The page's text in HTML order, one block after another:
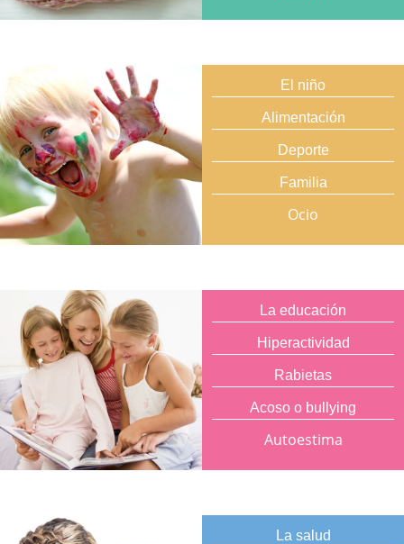
El niño
Alimentación
Deporte
Familia
Ocio
La educación
Hiperactividad
Rabietas
Acoso o bullying
Autoestima
La salud